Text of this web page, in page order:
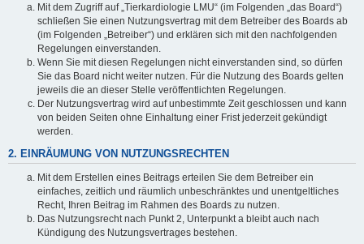
Mit dem Zugriff auf „Tierkardiologie LMU“ (im Folgenden „das Board“)
schließen Sie einen Nutzungsvertrag mit dem Betreiber des Boards ab
(im Folgenden „Betreiber“) und erklären sich mit den nachfolgenden
Regelungen einverstanden.
Wenn Sie mit diesen Regelungen nicht einverstanden sind, so dürfen
Sie das Board nicht weiter nutzen. Für die Nutzung des Boards gelten
jeweils die an dieser Stelle veröffentlichten Regelungen.
Der Nutzungsvertrag wird auf unbestimmte Zeit geschlossen und kann
von beiden Seiten ohne Einhaltung einer Frist jederzeit gekündigt
werden.
2. EINRÄUMUNG VON NUTZUNGSRECHTEN
Mit dem Erstellen eines Beitrags erteilen Sie dem Betreiber ein
einfaches, zeitlich und räumlich unbeschränktes und unentgeltliches
Recht, Ihren Beitrag im Rahmen des Boards zu nutzen.
Das Nutzungsrecht nach Punkt 2, Unterpunkt a bleibt auch nach
Kündigung des Nutzungsvertrages bestehen.